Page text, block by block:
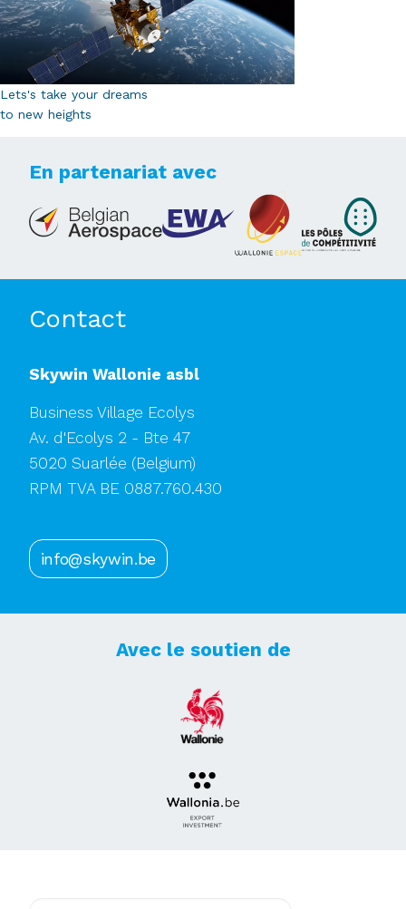
Lets's take your dreams
to new heights
En partenariat avec
Contact
Skywin Wallonie asbl
Business Village Ecolys
Av. d'Ecolys 2 - Bte 47
5020 Suarlée (Belgium)
RPM TVA BE 0887.760.430
info@skywin.be
Avec le soutien de